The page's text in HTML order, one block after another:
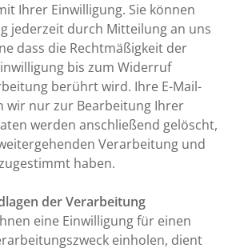
Ihrer Einwilligung. Sie können
jederzeit durch Mitteilung an uns
dass die Rechtmäßigkeit der
bis zum Widerruf
berührt wird. Ihre E-Mail-
wir nur zur Bearbeitung Ihrer
werden anschließend gelöscht,
Verarbeitung und
haben.
der Verarbeitung
eine Einwilligung für einen
einholen, dient